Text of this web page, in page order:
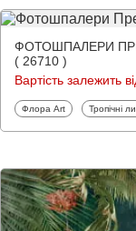
ФОТОШПАЛЕРИ
( 26710 )
Вартість залежить
Фотошпалери
Флора Art Тропічні